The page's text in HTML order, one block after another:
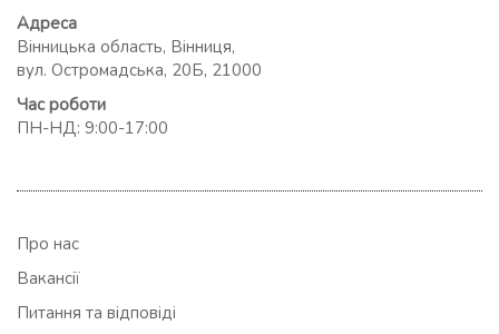
Адреса
Вінницька область, Вінниця,
вул. Остромадська, 20Б, 21000
Час роботи
ПН-НД: 9:00-17:00
Про нас
Вакансії
Питання та відповіді